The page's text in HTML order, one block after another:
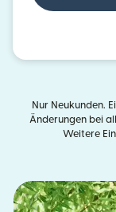
Nur Neukunden.
Änderungen bei
Weitere